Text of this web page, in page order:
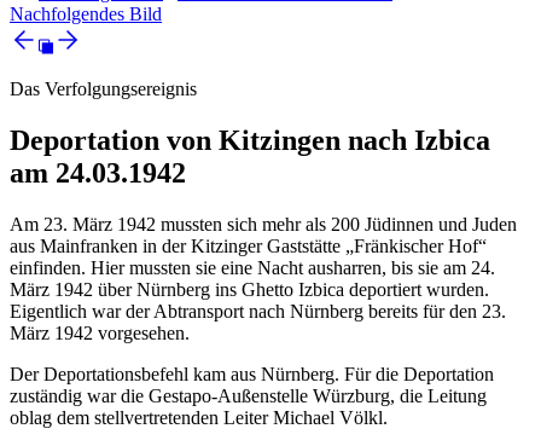
Nachfolgendes Bild
Das Verfolgungsereignis
Deportation von Kitzingen nach Izbica
am 24.03.1942
Am 23. März 1942 mussten sich mehr als 200 Jüdinnen und Juden
aus Mainfranken in der Kitzinger Gaststätte „Fränkischer Hof“
einfinden. Hier mussten sie eine Nacht ausharren, bis sie am 24.
März 1942 über Nürnberg ins Ghetto Izbica deportiert wurden.
Eigentlich war der Abtransport nach Nürnberg bereits für den 23.
März 1942 vorgesehen.
Der Deportationsbefehl kam aus Nürnberg. Für die Deportation
zuständig war die Gestapo-Außenstelle Würzburg, die Leitung
oblag dem stellvertretenden Leiter Michael Völkl.